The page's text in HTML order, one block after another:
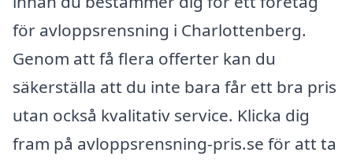
för avloppsrensning i Charlottenberg.
Genom att få flera offerter kan du
säkerställa att du inte bara får ett bra pris
utan också kvalitativ service. Klicka dig
fram på avloppsrensning-pris.se för att ta